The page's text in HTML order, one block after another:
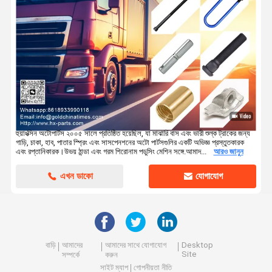
হুয়াংক্সিন অটোপার্টস ২০০৫ সালে প্রতিষ্ঠিত হয়েছিল, যা মাঝারি বাস এবং ভারী শুল্ক ট্রাকের জন্য
গাড়ি, চাকা, হাব, পাতার স্প্রিং এবং সাসপেনশনের অটো পার্টসগুলির একটি অভিজ্ঞ প্রস্তুতকারক
এবং রপ্তানিকারক।উভয় ঠান্ডা এবং গরম শিরোনাম পডুসিং মেশিন সঙ্গে.আমাদ...
আরও জানুন
এখন ডাকো যোগাযোগ
বাড়ি
আমাদের
সম্পর্কে
আমাদের সাথে যোগাযোগ
করুন
Desktop
Site
সাইট ম্যাপ
গোপনীয়তা নীতি